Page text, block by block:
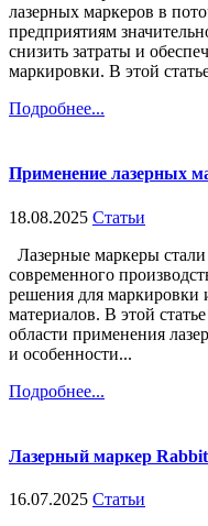
лазерных маркеров в
предприятиям
снизить затраты и
маркировки. В этой
Подробнее...
Применение лазерных
18.08.2025 Статьи
Лазерные маркеры
современного
решения для маркировки
материалов. В этой
области применения
и особенности...
Подробнее...
Лазерный маркер
16.07.2025 Статьи